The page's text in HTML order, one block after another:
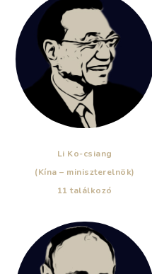
Li Ko-csiang
(Kína – miniszterelnök)
11 találkozó